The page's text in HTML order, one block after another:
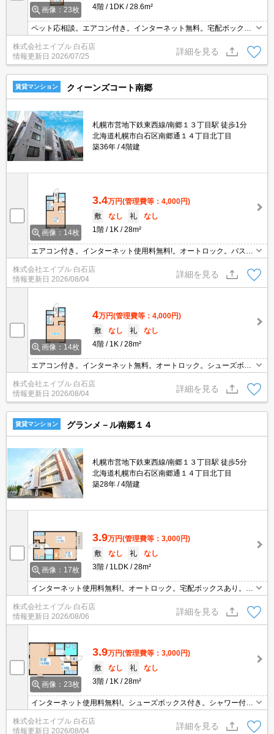
画像：23枚
4階
1DK 28.6m²
ペット応相談。エアコン付き。インターネット無料。宅配ボックス
あり。オートロック。駐輪場有。灯油FF。温水洗浄便座付き。TVイ
ンターホン付き。初期費用カード払い可。FF分解清掃料16,500円。
株式会社エイブル 白石店
情報更新日 2026/07/25
詳細を見る
賃貸マンション クィーンズコート南郷
札幌市営地下鉄東西線/南郷１３丁目駅 徒歩1分
北海道札幌市白石区南郷通１４丁目北丁目
築36年
4階建
画像：14枚
3.4万円(管理費等：4,000円)
敷
なし 礼
なし
1階
1K 28m²
エアコン付き。インターネット使用料無料!。オートロック。バス・
トイレ別。室内に洗濯機置場あり。インターホン付き。要火災保
険。クレジットカードで契約金払えます。仲介手数料家賃の0.55ヵ
月分。
株式会社エイブル 白石店
情報更新日 2026/08/04
詳細を見る
画像：14枚
4万円(管理費等：4,000円)
敷
なし 礼
なし
4階
1K 28m²
エアコン付き。インターネット無料。オートロック。シューズボッ
クス付き。灯油FF。バス・トイレ別。駅まで徒歩1分圏内!。新生活
のスタートはここから。初期費用カード払い可。独立キッチン。
株式会社エイブル 白石店
情報更新日 2026/08/04
詳細を見る
賃貸マンション グランメ－ル南郷１４
札幌市営地下鉄東西線/南郷１３丁目駅 徒歩5分
北海道札幌市白石区南郷通１４丁目北丁目
築28年
4階建
画像：17枚
3.9万円(管理費等：3,000円)
敷
なし 礼
なし
3階
1LDK 28m²
インターネット使用料無料!。オートロック。宅配ボックスあり。TV
インターホン付き。シャワー付独立洗面台。温水洗浄便座付き。灯
油FF。初期費用クレジット払い可能。仲介手数料家賃の0.55ヵ月
分。
株式会社エイブル 白石店
情報更新日 2026/08/06
詳細を見る
画像：23枚
3.9万円(管理費等：3,000円)
敷
なし 礼
なし
3階
1K 28m²
インターネット使用料無料!。シューズボックス付き。シャワー付独
立洗面台。温水洗浄便座付き。宅配ボックスあり。オートロック。
灯油FF。初期費用クレジット払い可能。仲介手数料家賃の0.55ヵ月
分。
株式会社エイブル 白石店
情報更新日 2026/08/04
詳細を見る